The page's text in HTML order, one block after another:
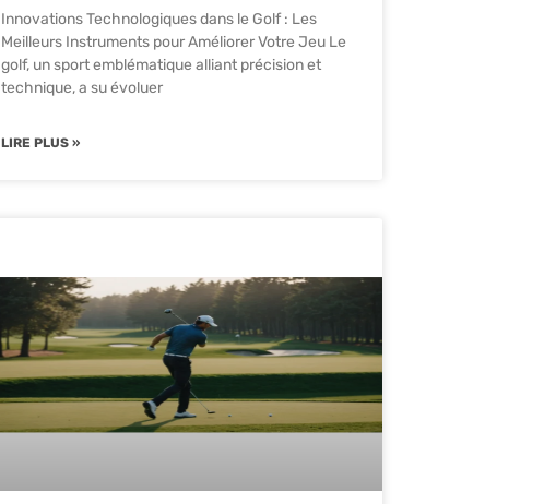
Innovations Technologiques dans le Golf : Les
Meilleurs Instruments pour Améliorer Votre Jeu Le
golf, un sport emblématique alliant précision et
technique, a su évoluer
LIRE PLUS »